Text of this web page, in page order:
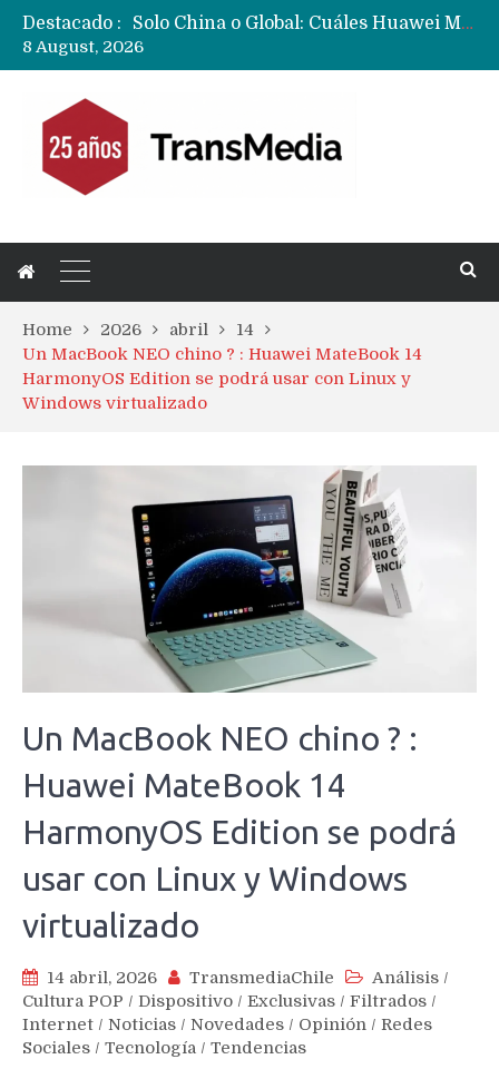
Destacado :
Data Centers de Huawei en Chile, México, Brasil,Perú y Argentina podrían verse afectados por arremetida de EE.UU
8 August, 2026
Home 2026 abril
14
Un MacBook NEO chino ? : Huawei MateBook 14
HarmonyOS Edition se podrá usar con Linux y
Windows virtualizado
Un MacBook NEO chino ? :
Huawei MateBook 14
HarmonyOS Edition se podrá
usar con Linux y Windows
virtualizado
14 abril, 2026 TransmediaChile Análisis /
Cultura POP / Dispositivo / Exclusivas / Filtrados /
Internet / Noticias / Novedades / Opinión / Redes
Sociales / Tecnología / Tendencias